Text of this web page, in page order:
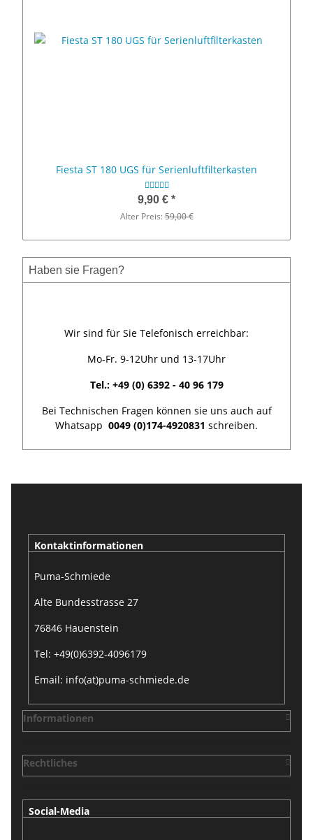
Fiesta ST 180 UGS für Serienluftfilterkasten
9,90 € *
Alter Preis:59,00 €
Haben sie Fragen?
Wir sind für Sie Telefonisch erreichbar:
Mo-Fr. 9-12Uhr und 13-17Uhr
Tel.: +49 (0) 6392 - 40 96 179
Bei Technischen Fragen können sie uns auch auf
Whatsapp 0049 (0)174-4920831 schreiben.
Kontaktinformationen
Puma-Schmiede
Alte Bundesstrasse 27
76846 Hauenstein
Tel: +49(0)6392-4096179
Email: info(at)puma-schmiede.de
Informationen
Rechtliches
Social-Media